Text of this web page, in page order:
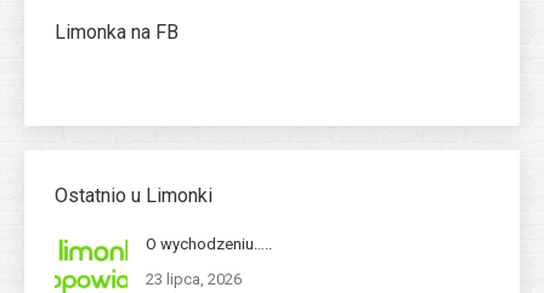
Limonka na FB
Ostatnio u Limonki
O wychodzeniu…..
23 lipca, 2026